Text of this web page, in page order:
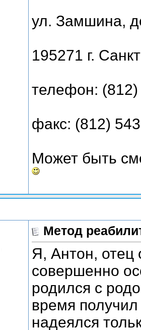
ул. Замшина,
195271 г.
телефон:
факс: (812)
Может быть
Метод
Я, Антон, отец
совершенно
родился с
время
надеялся